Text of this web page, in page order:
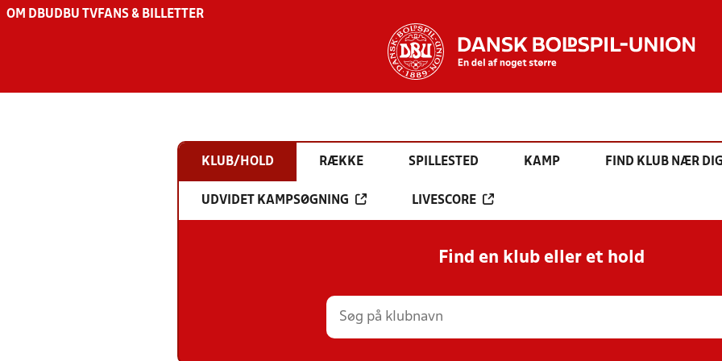
OM DBU DBU TV FANS & BILLETTER
KLUB/HOLD RÆKKE SPILLESTED KAMP FIND KLUB NÆR
UDVIDET KAMPSØGNING LIVESCORE
Find en klub eller et hold